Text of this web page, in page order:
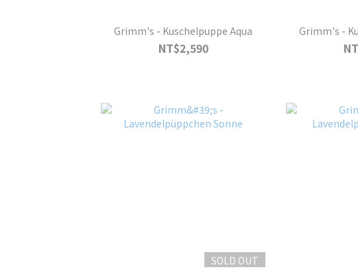
Grimm's - Kuschelpuppe Aqua
NT$2,590
Grimm's -
SOLD OUT